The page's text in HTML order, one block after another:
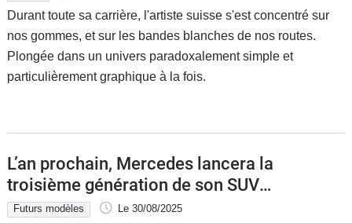
Durant toute sa carrière, l'artiste suisse s'est concentré sur
nos gommes, et sur les bandes blanches de nos routes.
Plongée dans un univers paradoxalement simple et
particulièrement graphique à la fois.
L’an prochain, Mercedes lancera la
troisième génération de son SUV
compact Mercedes GLA
Futurs modèles Le 30/08/2025